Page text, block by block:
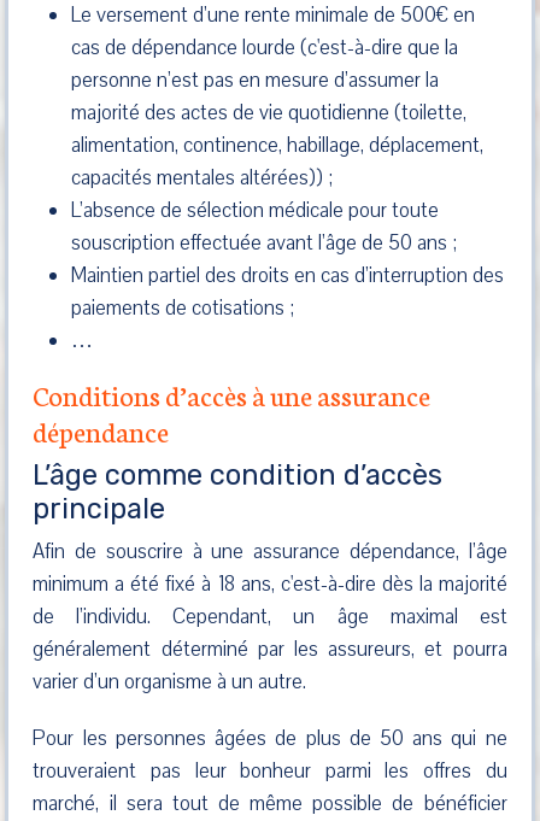
Le versement d’une rente minimale de 500€ en
cas de dépendance lourde (c'est-à-dire que la
personne n’est pas en mesure d’assumer la
majorité des actes de vie quotidienne (toilette,
alimentation, continence, habillage, déplacement,
capacités mentales altérées)) ;
L’absence de sélection médicale pour toute
souscription effectuée avant l’âge de 50 ans ;
Maintien partiel des droits en cas d’interruption des
paiements de cotisations ;
…
Conditions d’accès à une assurance
dépendance
L’âge comme condition d’accès
principale
Afin de souscrire à une assurance dépendance, l’âge
minimum a été fixé à 18 ans, c'est-à-dire dès la majorité
de l’individu. Cependant, un âge maximal est
généralement déterminé par les assureurs, et pourra
varier d’un organisme à un autre.
Pour les personnes âgées de plus de 50 ans qui ne
trouveraient pas leur bonheur parmi les offres du
marché, il sera tout de même possible de bénéficier